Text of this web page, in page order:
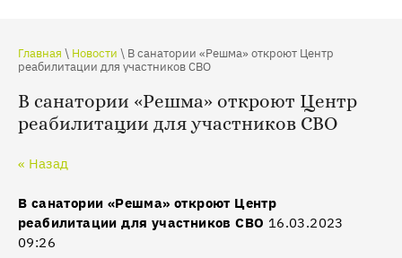
Главная \ Новости \ В санатории «Решма» откроют Центр
реабилитации для участников СВО
В санатории «Решма» откроют Центр
реабилитации для участников СВО
« Назад
В санатории «Решма» откроют Центр
реабилитации для участников СВО 16.03.2023
09:26